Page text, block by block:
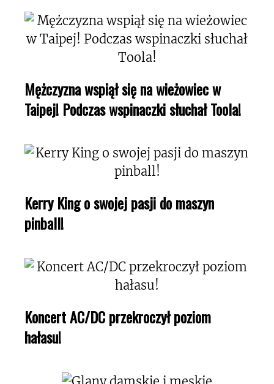
Mężczyzna wspiął się na wieżowiec w
Taipej! Podczas wspinaczki słuchał Toola!
Kerry King o swojej pasji do maszyn
pinball!
Koncert AC/DC przekroczył poziom
hałasu!